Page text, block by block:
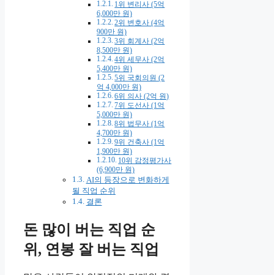
1위 변리사 (5억
6,000만 원)
2위 변호사 (4억
900만 원)
3위 회계사 (2억
8,500만 원)
4위 세무사 (2억
5,400만 원)
5위 국회의원 (2
억 4,000만 원)
6위 의사 (2억 원)
7위 도선사 (1억
5,000만 원)
8위 법무사 (1억
4,700만 원)
9위 건축사 (1억
1,900만 원)
10위 감정평가사
(6,900만 원)
AI의 등장으로 변화하게
될 직업 순위
결론
돈 많이 버는 직업 순
위, 연봉 잘 버는 직업